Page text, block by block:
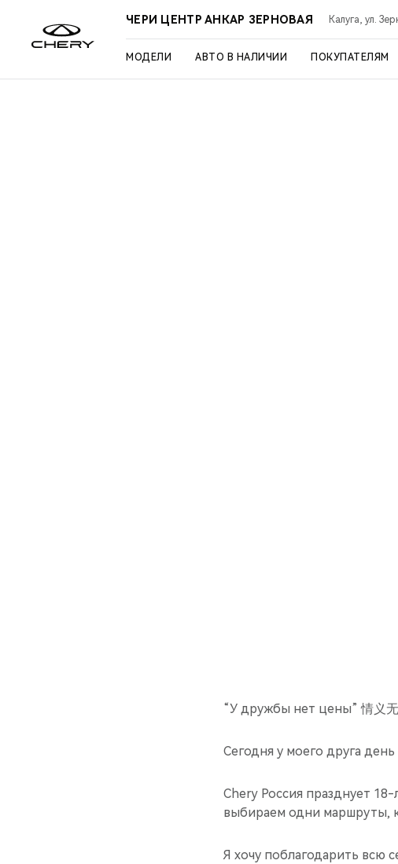
ЧЕРИ ЦЕНТР АНКАР ЗЕРНОВАЯ Калуга, ул.
МОДЕЛИ АВТО В НАЛИЧИИ ПОКУПАТЕЛЯМ
“У дружбы нет цены” 情义
Сегодня у моего друга
Chery Россия празднует
выбираем одни маршруты,
Я хочу поблагодарить всю